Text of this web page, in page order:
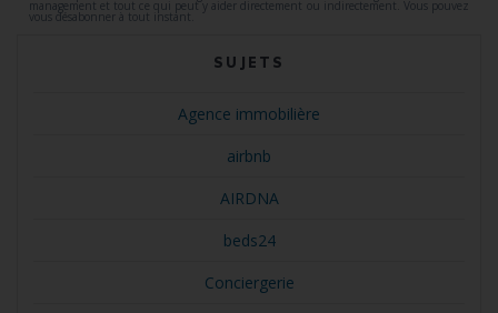
management et tout ce qui peut y aider directement ou indirectement. Vous pouvez
vous désabonner à tout instant.
SUJETS
Agence immobilière
airbnb
AIRDNA
beds24
Conciergerie